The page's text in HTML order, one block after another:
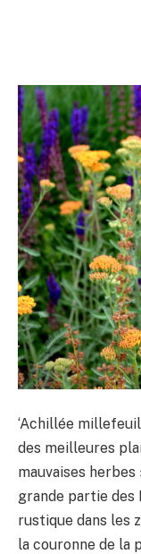
‘Achillée
des meilleures
mauvaises herbes
grande partie des
rustique dans les
la couronne de la